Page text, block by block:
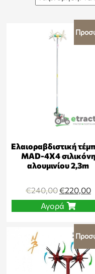
Ελαιοραβδιστική
MAD-4Χ4 σιλικόνη
αλουμινίου 2,3m
€240,00€220,00
Αγορά